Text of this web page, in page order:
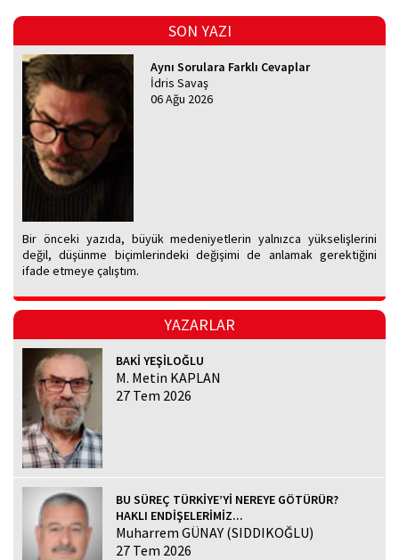
SON YAZI
Aynı Sorulara Farklı Cevaplar
İdris Savaş
06 Ağu 2026
Bir önceki yazıda, büyük medeniyetlerin yalnızca yükselişlerini
değil, düşünme biçimlerindeki değişimi de anlamak gerektiğini
ifade etmeye çalıştım.
YAZARLAR
BAKİ YEŞİLOĞLU
M. Metin KAPLAN
27 Tem 2026
BU SÜREÇ TÜRKİYE’Yİ NEREYE GÖTÜRÜR?
HAKLI ENDİŞELERİMİZ...
Muharrem GÜNAY (SIDDIKOĞLU)
27 Tem 2026